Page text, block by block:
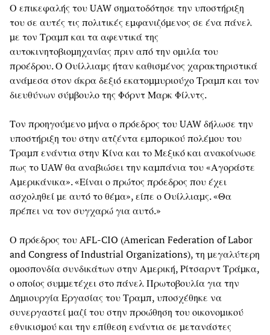
Ο επικεφαλής του UAW σηματοδότησε την υποστήριξη
του σε αυτές τις πολιτικές εμφανιζόμενος σε ένα πάνελ
με τον Τραμπ και τα αφεντικά της
αυτοκινητοβιομηχανίας πριν από την ομιλία του
προέδρου. Ο Ουίλλιαμς ήταν καθισμένος χαρακτηριστικά
ανάμεσα στον άκρα δεξιό εκατομμυριούχο Τραμπ και τον
διευθύνων σύμβουλο της Φόρντ Μαρκ Φίλντς.
Τον προηγούμενο μήνα ο πρόεδρος του UAW δήλωσε την
υποστήριξη του στην ατζέντα εμπορικού πολέμου του
Τραμπ ενάντια στην Κίνα και το Μεξικό και ανακοίνωσε
πως το UAW θα αναβιώσει την καμπάνια του «Αγοράστε
Αμερικάνικα». «Είναι ο πρώτος πρόεδρος που έχει
ασχοληθεί με αυτό το θέμα», είπε ο Ουίλλιαμς. «Θα
πρέπει να τον συγχαρώ για αυτό.»
Ο πρόεδρος του AFL-CIO (American Federation of Labor
and Congress of Industrial Organizations), τη μεγαλύτερη
ομοσπονδία συνδικάτων στην Αμερική, Ρίτσαρντ Τράμκα,
ο οποίος συμμετέχει στο πάνελ Πρωτοβουλία για την
Δημιουργία Εργασίας του Τραμπ, υποσχέθηκε να
συνεργαστεί μαζί του στην προώθηση του οικονομικού
εθνικισμού και την επίθεση ενάντια σε μετανάστες